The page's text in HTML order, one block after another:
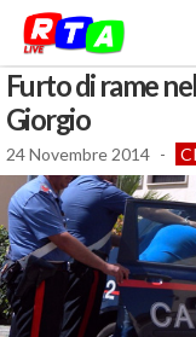
Furto di rame
Giorgio
24 Novembre 2014 -